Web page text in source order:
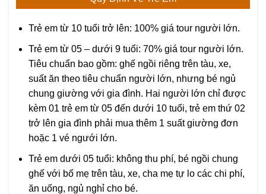
Trẻ em từ 10 tuổi trở lên: 100% giá tour người lớn.
Trẻ em từ 05 – dưới 9 tuổi: 70% giá tour người lớn.
Tiêu chuẩn bao gồm: ghế ngồi riêng trên tàu, xe,
suất ăn theo tiêu chuẩn người lớn, nhưng bé ngủ
chung giường với gia đình. Hai người lớn chỉ được
kèm 01 trẻ em từ 05 đến dưới 10 tuổi, trẻ em thứ 02
trở lên gia đình phải mua thêm 1 suất giường đơn
hoặc 1 vé ngưới lớn.
Trẻ em dưới 05 tuổi: không thu phí, bé ngồi chung
ghế với bố mẹ trên tàu, xe, cha mẹ tự lo các chi phí,
ăn uống, ngủ nghỉ cho bé.